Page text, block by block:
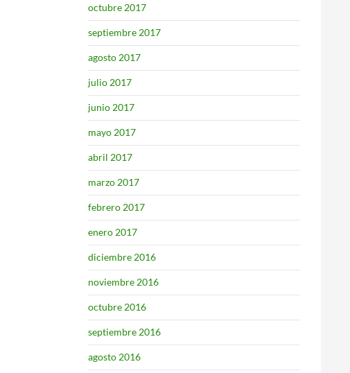
octubre 2017
septiembre 2017
agosto 2017
julio 2017
junio 2017
mayo 2017
abril 2017
marzo 2017
febrero 2017
enero 2017
diciembre 2016
noviembre 2016
octubre 2016
septiembre 2016
agosto 2016